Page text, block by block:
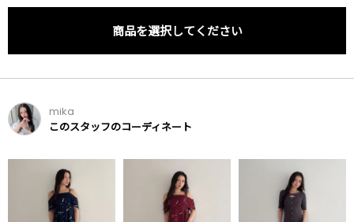
商品を選択してください
mika
このスタッフのコーディネート